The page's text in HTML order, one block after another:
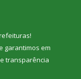
!
garantimos em
transparência